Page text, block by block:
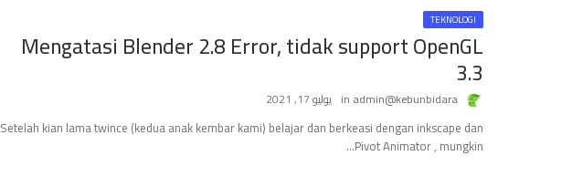
TEKNOLOGI
Mengatasi Blender 2.8 Error, tidak support OpenGL
3.3
admin@kebunbidara يوليو 17, 2021
Setelah kian lama twince (kedua anak kembar kami) belajar dan berkeasi dengan inkscape dan
Pivot Animator , mungkin…